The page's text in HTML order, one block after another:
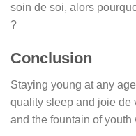
soin de soi, alors
?
Conclusion
Staying young at any
quality sleep and joie de
and the fountain of